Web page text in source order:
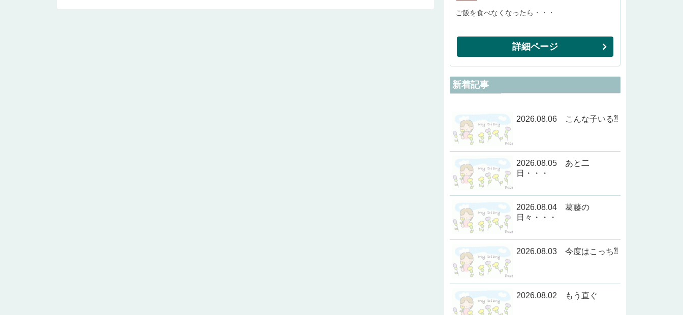
ご飯を食べなくなったら・・・
詳細ページ
新着記事
2026.08.06 こんな子いる⁈
2026.08.05 あと二
日・・・
2026.08.04 葛藤の
日々・・・
2026.08.03 今度はこっち⁈
2026.08.02 もう直ぐ